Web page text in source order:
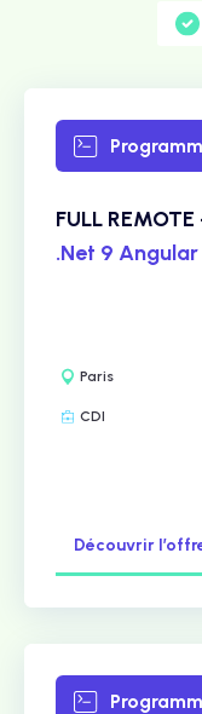
FULL
.Net 9 Angular
Paris
CDI
Découvrir